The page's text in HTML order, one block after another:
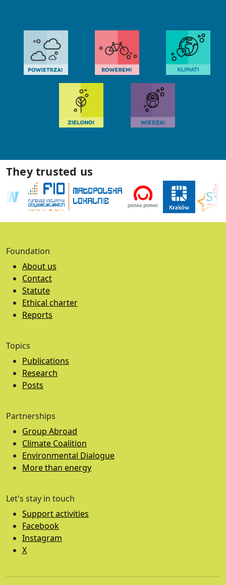
They trusted us
Foundation
About us
Contact
Statute
Ethical charter
Reports
Topics
Publications
Research
Posts
Partnerships
Group Abroad
Climate Coalition
Environmental Dialogue
More than energy
Let's stay in touch
Support activities
Facebook
Instagram
X